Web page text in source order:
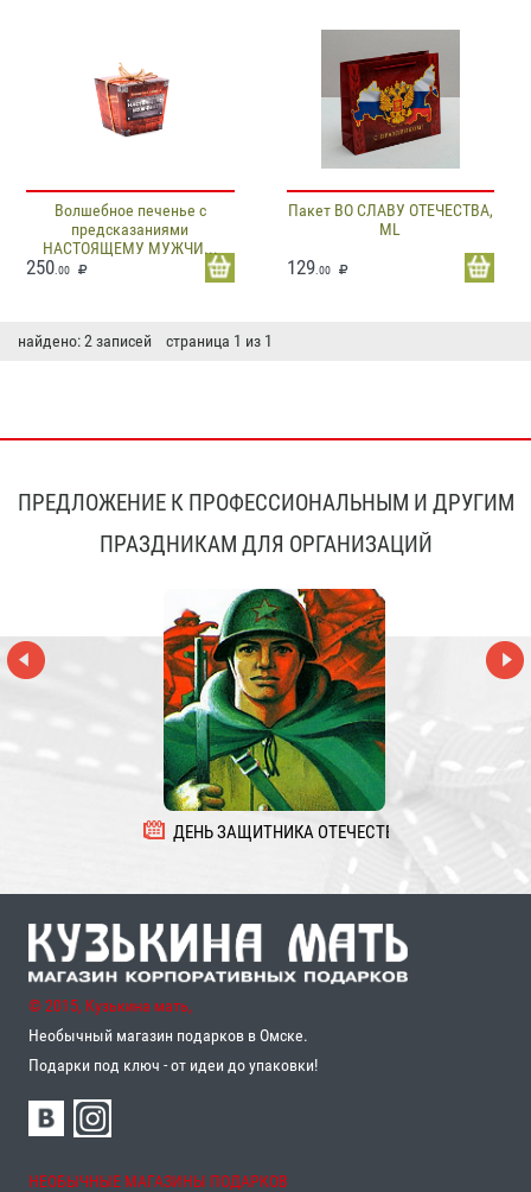
Волшебное печенье с
предсказаниями
НАСТОЯЩЕМУ МУЖЧИ...
250 .00
Пакет ВО СЛАВУ ОТЕЧЕСТВА,
ML
129.00
найдено: 2 записей страница 1 из 1
ПРЕДЛОЖЕНИЕ К ПРОФЕССИОНАЛЬНЫМ И ДРУГИМ
ПРАЗДНИКАМ ДЛЯ ОРГАНИЗАЦИЙ
ДЕНЬ ЗАЩИТНИКА ОТЕЧЕСТВА
© 2015, Кузькина мать,
Необычный магазин подарков в Омске.
Подарки под ключ - от идеи до упаковки!
НЕОБЫЧНЫЕ МАГАЗИНЫ ПОДАРКОВ